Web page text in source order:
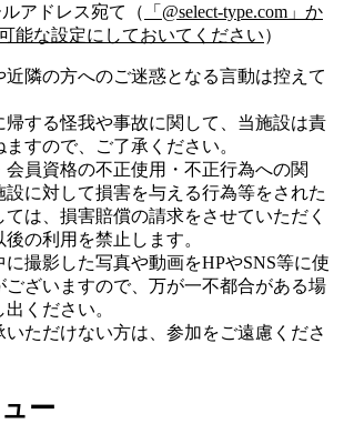
アドレス宛て（
「@select-type.com」か
能な設定にしておいてください）
近隣の方へのご迷惑となる言動は控えて
帰する怪我や事故に関して、当施設は責
すので、ご了承ください。
会員資格の不正使用・不正行為への関
設に対して損害を与える行為等をされた
ては、損害賠償の請求をさせていただく
の利用を禁止します。
に撮影した写真や動画をHPやSNS等に使
ございますので、万が一不都合がある場
ください。
いただけない方は、参加をご遠慮くださ
ー